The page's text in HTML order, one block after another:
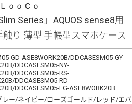
ｏｏＣｏ
Slim Series」AQUOS sense8用
触り 薄型 手帳型スマホケース
GD-ASE8WORK20B/DDCASESM05-GY-
DDCASESM05-NY-
DDCASESM05-RS-
DDCASESM05-RD-
DDCASESM05-EG-ASE8WORK20B
レー/ネイビー/ローズゴールド/レッド/エバ